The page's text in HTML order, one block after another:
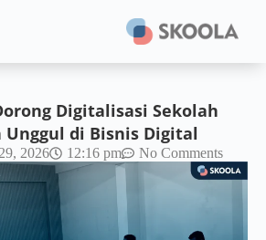
Digitalisasi Sekolah
di Bisnis Digital
2026 12:16 pm No Comments